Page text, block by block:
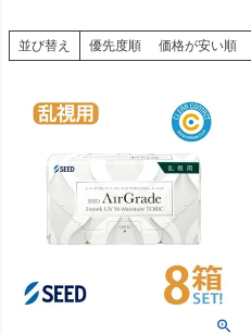
並び替え 優先度順 価格が安い順